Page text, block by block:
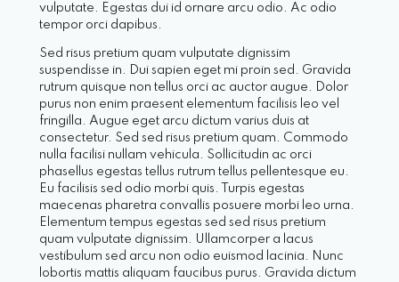
vulputate. Egestas dui id ornare arcu odio. Ac odio
tempor orci dapibus.
Sed risus pretium quam vulputate dignissim
suspendisse in. Dui sapien eget mi proin sed. Gravida
rutrum quisque non tellus orci ac auctor augue. Dolor
purus non enim praesent elementum facilisis leo vel
fringilla. Augue eget arcu dictum varius duis at
consectetur. Sed sed risus pretium quam. Commodo
nulla facilisi nullam vehicula. Sollicitudin ac orci
phasellus egestas tellus rutrum tellus pellentesque eu.
Eu facilisis sed odio morbi quis. Turpis egestas
maecenas pharetra convallis posuere morbi leo urna.
Elementum tempus egestas sed sed risus pretium
quam vulputate dignissim. Ullamcorper a lacus
vestibulum sed arcu non odio euismod lacinia. Nunc
lobortis mattis aliquam faucibus purus. Gravida dictum